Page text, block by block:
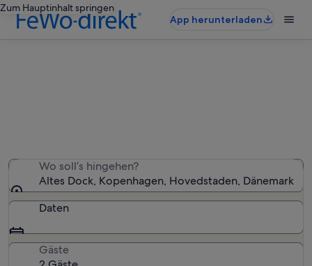
Zum Hauptinhalt springen
App herunterladen
Wo soll’s hingehen?
Altes Dock, Kopenhagen, Hovedstaden, Dänemark
Daten
Gäste